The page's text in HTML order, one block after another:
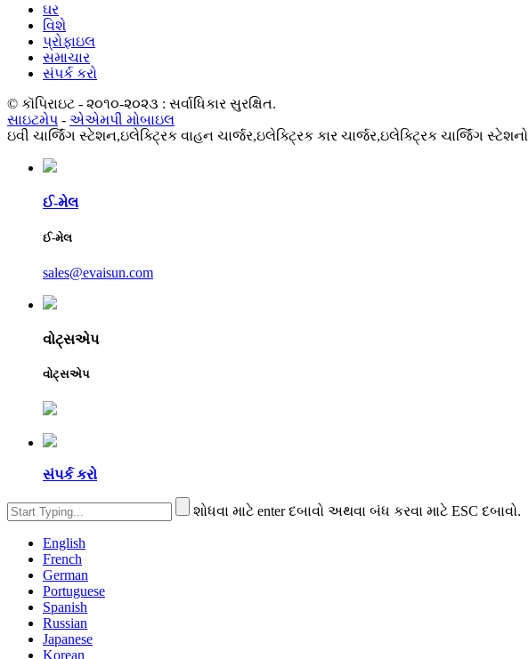
ઘર
વિશે
પ્રોફાઇલ
સમાચાર
સંપર્ક કરો
© કૉપિરાઇટ - ૨૦૧૦-૨૦૨૩ : સર્વાધિકાર સુરક્ષિત.
સાઇટમેપ - એએમપી મોબાઇલ
ઇવી ચાર્જિંગ સ્ટેશન,ઇલેક્ટ્રિક વાહન ચાર્જર,ઇલેક્ટ્રિક કાર ચાર્જર,ઇલેક્ટ્રિક ચાર્જિંગ સ્ટેશનો
ઈ-મેલ
ઈ-મેલ
sales@evaisun.com
વોટ્સએપ
વોટ્સએપ
સંપર્ક કરો
શોધવા માટે enter દબાવો અથવા બંધ કરવા માટે ESC દબાવો.
English
French
German
Portuguese
Spanish
Russian
Japanese
Korean